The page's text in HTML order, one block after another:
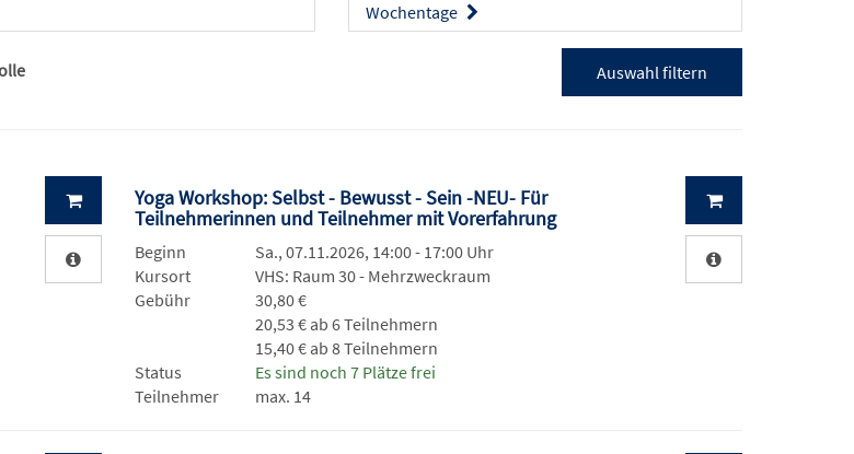
Wochentage
Yoga Workshop: Selbst - Bewusst - Sein -NEU- Für
Teilnehmerinnen und Teilnehmer mit Vorerfahrung
Beginn
Sa., 07.11.2026, 14:00 - 17:00 Uhr
Kursort
VHS: Raum 30 - Mehrzweckraum
Gebühr
30,80 €
20,53 € ab 6 Teilnehmern
15,40 € ab 8 Teilnehmern
Status
Es sind noch 7 Plätze frei
Teilnehmer
max. 14